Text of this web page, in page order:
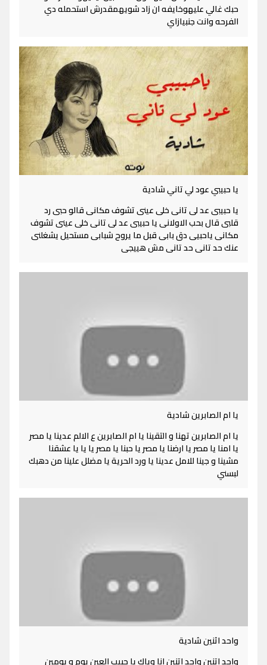
حبك غالي عليهوخايفه ان زاد شويهمقدرش استحمله دي
الفرحه وانت جنبيازاي
يا حبيبي عود لي تاني شادية
يا حبيبى عد لى تانى خلى عينى تشوف مكانى قالو حبى رد
قلبى قال بحب الاولانى يا حبيبى عد لى تانى خلى عينى تشوف
مكانى ياحبيى دق بابى قبل ما يروح شبابى مستحيل يشغلنى
عنك حد تانى حد تانى مش هييجى
يا ام الصابرين شادية
يا ام الصابرين تهنا و التقينا يا ام الصابرين ع الالم عدينا يا مصر
يا امنا يا مصر يا ارضنا يا مصر يا حبنا يا مصر يا يا يا عشقنا
مشينا و جينا للامل عدينا يا ورد الحرية يا مضلل علينا من دهبك
لبسني
واحد اثنين شادية
واحد اتنين واحد اتنين انا وياك يا حبيب العين يوم و يومين